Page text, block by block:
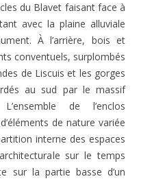
du Blavet faisant face à
avec la plaine alluviale
À l’arrière, bois et
conventuels, surplombés
de Liscuis et les gorges
au sud par le massif
de l’enclos
de nature variée
interne des espaces
sur le temps
sur la partie basse d’un